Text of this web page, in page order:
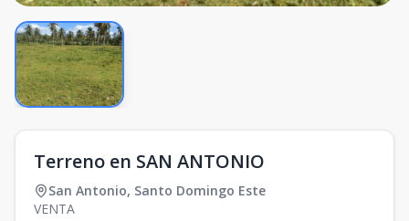
Terreno en SAN ANTONIO
San Antonio, Santo Domingo Este
VENTA